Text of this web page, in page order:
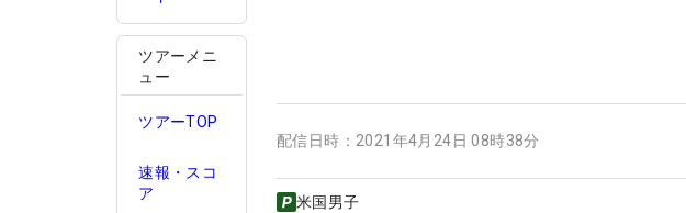
ツアーメニ
ュー
ツアーTOP
速報・スコ
ア
配信日時： 2021年4月24日 08時38分
米国男子